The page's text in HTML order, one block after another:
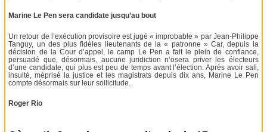
Marine Le Pen sera candidate jusqu’au bout
Un retour de l’exécution provisoire est jugé « improbable » par Jean-Philippe
Tanguy, un des plus fidèles lieutenants de la « patronne » Car, depuis la
décision de la Cour d’appel, le camp Le Pen a fait le plein de confiance,
persuadé que, désormais, aucune juridiction n’osera priver les électeurs
d’une candidate, qui plus est peu de temps avant l’élection. Après avoir sali,
insulté, méprisé la justice et les magistrats depuis dix ans, Marine Le Pen
compte désormais sur leur sollicitude.
Roger Rio